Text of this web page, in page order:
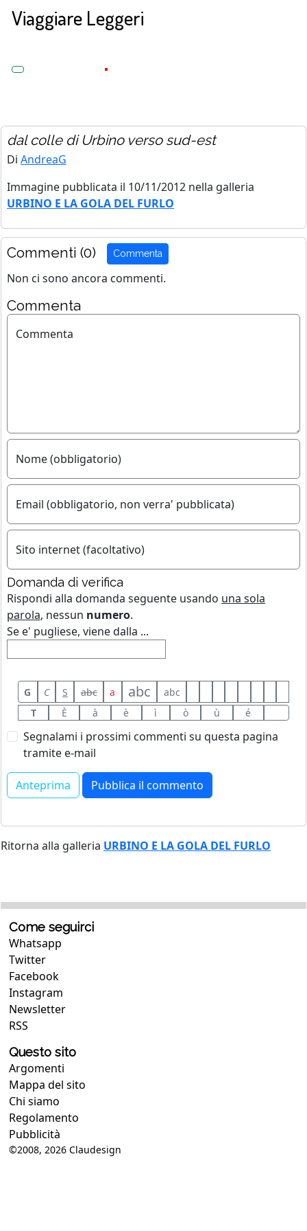
Viaggiare Leggeri
dal colle di Urbino verso sud-est
Di AndreaG
Immagine pubblicata il 10/11/2012 nella galleria
URBINO E LA GOLA DEL FURLO
Commenti (0) Commenta
Non ci sono ancora commenti.
Commenta
Commenta
Nome (obbligatorio)
Email (obbligatorio, non verra' pubblicata)
Sito internet (facoltativo)
Domanda di verifica
Rispondi alla domanda seguente usando una sola
parola, nessun numero.
Se e' pugliese, viene dalla ...
G C S abc a abc
abc
T
È à è ì ò ù é
Segnalami i prossimi commenti su questa pagina
tramite e-mail
Ritorna alla galleria URBINO E LA GOLA DEL FURLO
Come seguirci
Whatsapp
Twitter
Facebook
Instagram
Newsletter
RSS
Questo sito
Argomenti
Mappa del sito
Chi siamo
Regolamento
Pubblicità
©2008, 2026 Claudesign